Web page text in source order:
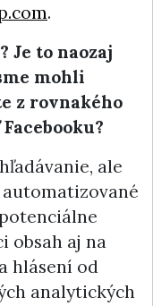
.
Je to naozaj
mohli
z rovnakého
ale
obsah aj na
hlásení od
analytických